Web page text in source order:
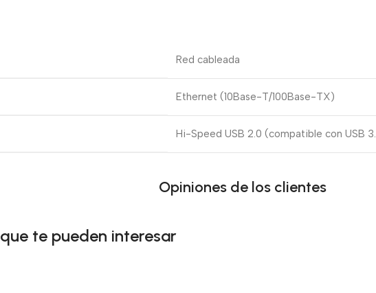
Red cableada
Ethernet (10Base-T/100Base-TX)
Hi-Speed USB 2.0 (compatible con USB
Opiniones de los clientes
te pueden interesar